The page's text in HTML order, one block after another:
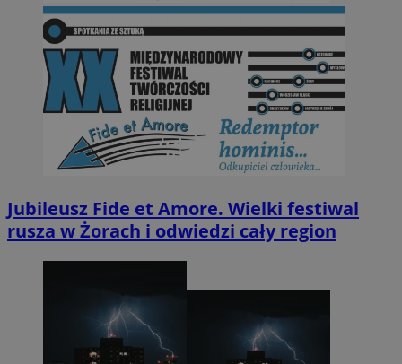
Jubileusz Fide et Amore. Wielki festiwal
rusza w Żorach i odwiedzi cały region